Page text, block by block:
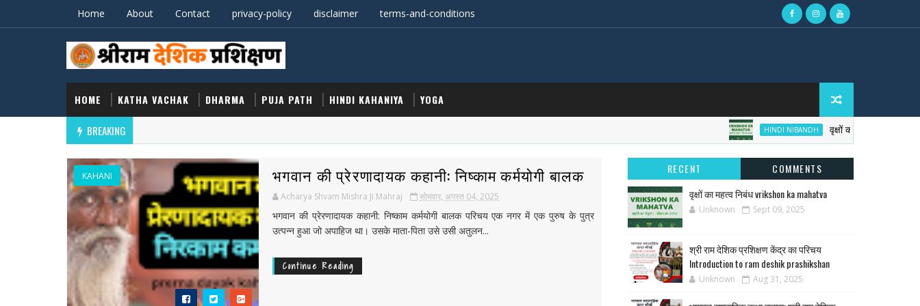
Home About Contact privacy-policy disclaimer terms-and-conditions
HOME KATHA VACHAK DHARMA PUJA PATH HINDI KAHANIYA YOGA
BREAKING HINDI NIBANDH वृक्षों का महत्व निबंध
KAHANI भगवान की प्रेरणादायक कहानी: निष्काम कर्मयोगी बालक
Acharya Shvam Mishra Ji Mahraj सोमवार, अगस्त 04, 2025
भगवान की प्रेरणादायक कहानी: निष्काम कर्मयोगी बालक परिचय एक नगर में एक पुरुष के पुत्र
उत्पन्न हुआ जो अपाहिज था। उसके माता-पिता उसे उसी अतुलन...
Continue Reading
RECENT
COMMENTS
वृक्षों का महत्व निबंध vrikshon ka mahatva
Unknown Sept 09, 2025
श्री राम देशिक प्रशिक्षण केंद्र का परिचय
Introduction to ram deshik prashikshan
Unknown Aug 31, 2025